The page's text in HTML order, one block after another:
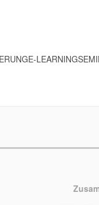
E-LEARNING